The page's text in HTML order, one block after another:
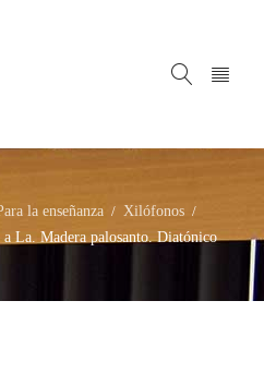
la enseñanza / Xilófonos /
La. Madera palosanto. Diatónico